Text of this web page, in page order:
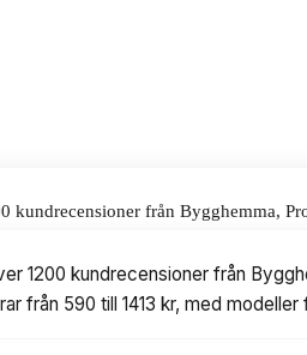
kundrecensioner från Bygghemma,
1200 kundrecensioner från
från 590 till 1413 kr, med modeller